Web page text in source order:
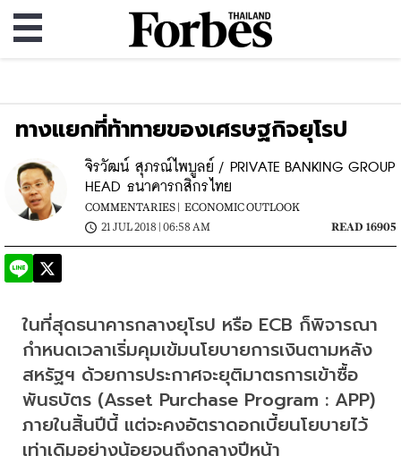
ทางแยกที่ท้าทายของเศรษฐกิจยุโรป
จิรวัฒน์ สุภรณ์ไพบูลย์ / PRIVATE BANKING GROUP
HEAD ธนาคารกสิกรไทย
COMMENTARIES |
ECONOMIC OUTLOOK
21 JUL 2018 | 06:58 AM
READ 16905
ในที่สุดธนาคารกลางยุโรป หรือ ECB ก็พิจารณา
กำหนดเวลาเริ่มคุมเข้มนโยบายการเงินตามหลัง
สหรัฐฯ ด้วยการประกาศจะยุติมาตรการเข้าซื้อ
พันธบัตร (Asset Purchase Program : APP)
ภายในสิ้นปีนี้ แต่จะคงอัตราดอกเบี้ยนโยบายไว้
เท่าเดิมอย่างน้อยจนถึงกลางปีหน้า